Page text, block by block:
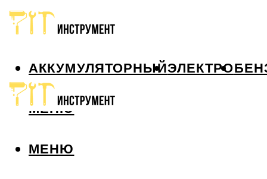
АККУМУЛЯТОРНЫЙЭЛЕКТРО
МЕНЮ
МЕНЮ